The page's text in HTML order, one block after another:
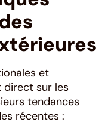
et
direct sur les
tendances
récentes :